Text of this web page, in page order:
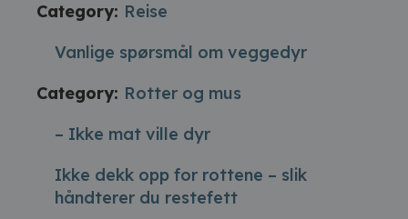
Category: Reise
Vanlige spørsmål om veggedyr
Category: Rotter og mus
– Ikke mat ville dyr
Ikke dekk opp for rottene – slik
håndterer du restefett